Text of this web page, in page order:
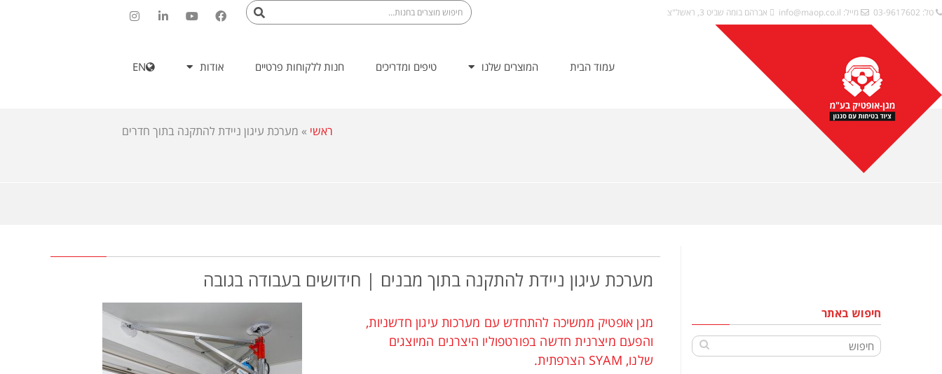
טל: 03-9617602 מייל: info@maop.co.il אברהם בומה שביט 3, ראשל"צ
עמוד הבית המוצרים שלנו טיפים ומדריכים חנות ללקוחות פרטיים אודות EN
ראשי » מערכת עיגון ניידת להתקנה בתוך חדרים
מערכת עיגון ניידת להתקנה בתוך מבנים | חידושים בעבודה בגובה
מגן אופטיק ממשיכה להתחדש עם מערכות עיגון חדשניות,
והפעם מיצרנית חדשה בפורטפוליו היצרנים המיוצגים
שלנו, SYAM הצרפתית.
חיפוש באתר